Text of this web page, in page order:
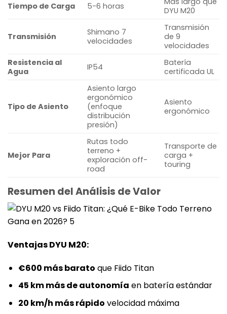
Tiempo de Carga 5-6 horas
DYU M20
Transmisión
Shimano 7
velocidades
Transmisión
de 9
velocidades
Resistencia al
Agua
IP54
Batería
certificada UL
Tipo de Asiento
Asiento largo
ergonómico
(enfoque
distribución
presión)
Asiento
ergonómico
Mejor Para
Rutas todo
terreno +
exploración off-
road
Transporte de
carga +
touring
Resumen del Análisis de Valor
Ventajas DYU M20:
€600 más barato que Fiido Titan
45 km más de autonomía en batería estándar
20 km/h más rápido velocidad máxima